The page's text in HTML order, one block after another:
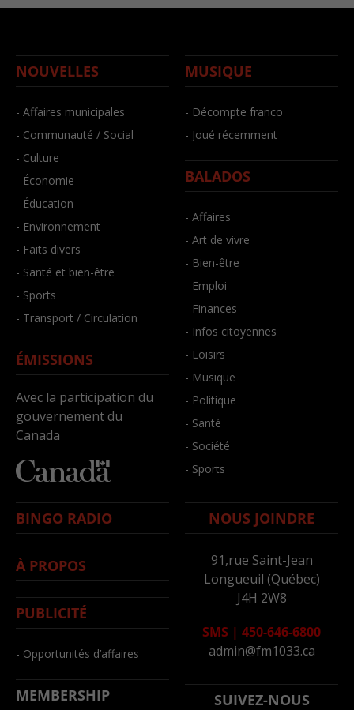
NOUVELLES
- Affaires municipales
- Communauté / Social
- Culture
- Économie
- Éducation
- Environnement
- Faits divers
- Santé et bien-être
- Sports
- Transport / Circulation
ÉMISSIONS
Avec la participation du
gouvernement du
Canada
MUSIQUE
- Décompte franco
- Joué récemment
BALADOS
- Affaires
- Art de vivre
- Bien-être
- Emploi
- Finances
- Infos citoyennes
- Loisirs
- Musique
- Politique
- Santé
- Société
- Sports
BINGO RADIO
À PROPOS
PUBLICITÉ
- Opportunités d’affaires
MEMBERSHIP
NOUS JOINDRE
91,rue Saint-Jean
Longueuil (Québec)
J4H 2W8
SMS | 450-646-6800
admin@fm1033.ca
SUIVEZ-NOUS